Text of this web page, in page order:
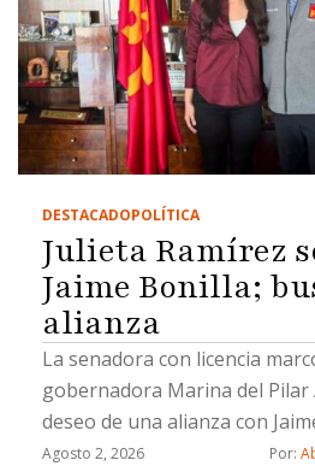
DESTACADOPOLÍTICA
Julieta Ramírez
Jaime Bonilla;
alianza
La senadora con licencia
gobernadora Marina del Pilar
deseo de una alianza con
Agosto 2, 2026 Por: